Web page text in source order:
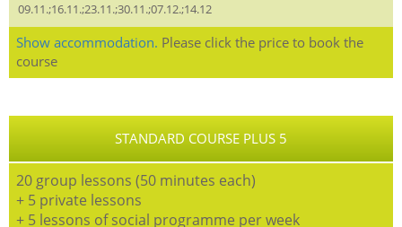
09.11.;16.11.;23.11.;30.11.;07.12.;14.12
Show accommodation. Please click the price to book the
course
STANDARD COURSE PLUS 5
20 group lessons (50 minutes each)
+ 5 private lessons
+ 5 lessons of social programme per week